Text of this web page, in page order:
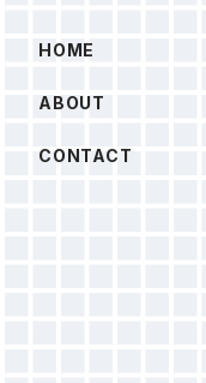
HOME
ABOUT
CONTACT